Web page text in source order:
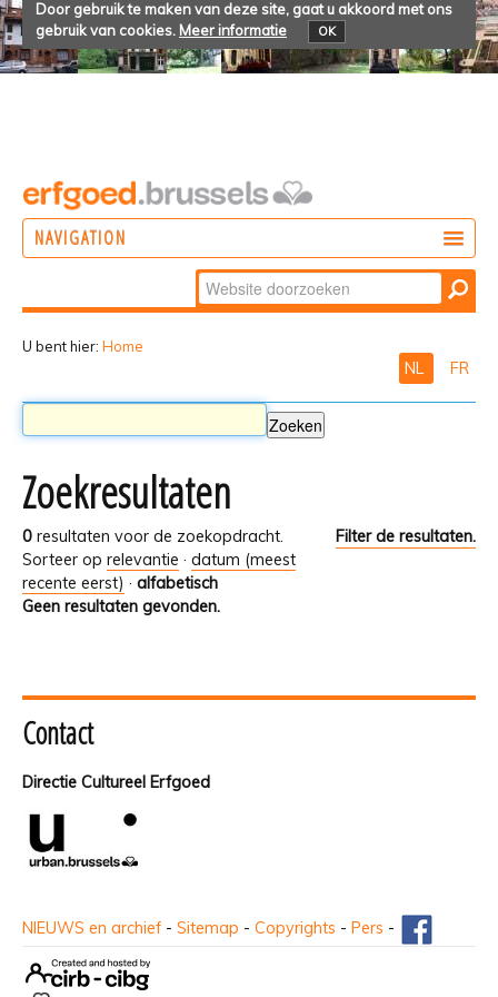
Door gebruik te maken van deze site, gaat u akkoord met ons
gebruik van cookies. Meer informatie OK
NAVIGATION
Zoek
Geavanceerd
U bent hier: Home
NL FR
Zoekresultaten
0 resultaten voor de zoekopdracht.
Filter de resultaten.
Sorteer op relevantie · datum (meest
recente eerst) · alfabetisch
Geen resultaten gevonden.
Contact
Directie Cultureel Erfgoed
NIEUWS en archief - Sitemap - Copyrights - Pers -